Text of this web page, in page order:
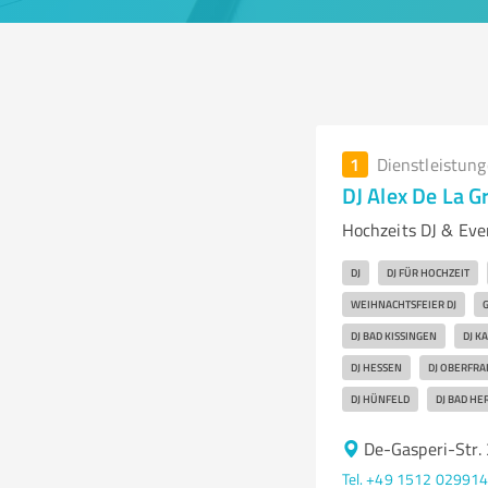
1
DJ Alex De La
Hochzeits DJ &
DJ DJ FÜR HOCHZEIT
WEIHNACHTSFEIER DJ
DJ BAD KISSINGEN DJ
DJ HESSEN DJ
DJ HÜNFELD DJ BAD
De-Gasperi-
Tel. +49 1512